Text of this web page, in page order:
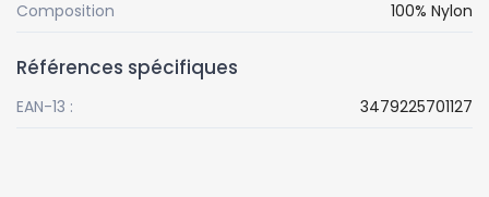
Composition 100% Nylon
Références spécifiques
EAN-13 : 3479225701127